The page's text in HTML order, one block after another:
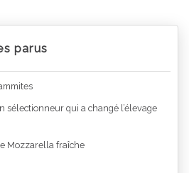
parus
sélectionneur qui a changé l’élevage
Mozzarella fraîche